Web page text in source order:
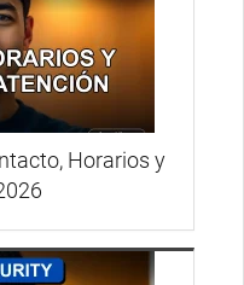
Horarios y